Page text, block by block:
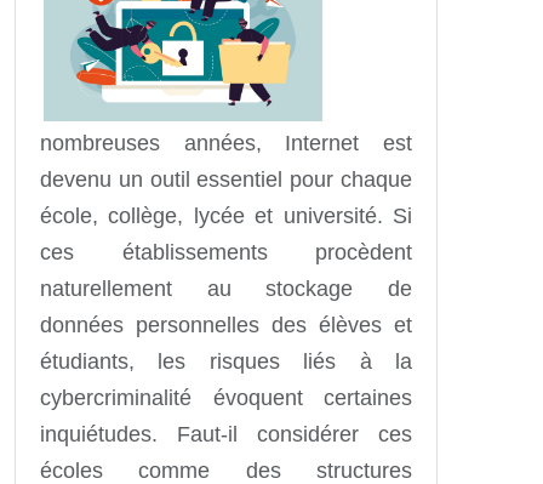
nombreuses années, Internet est
devenu un outil essentiel pour chaque
école, collège, lycée et université. Si
ces établissements procèdent
naturellement au stockage de
données personnelles des élèves et
étudiants, les risques liés à la
cybercriminalité évoquent certaines
inquiétudes. Faut-il considérer ces
écoles comme des structures